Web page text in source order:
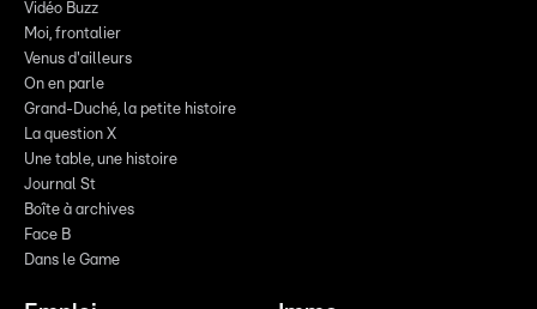
Vidéo Buzz
Moi, frontalier
Venus d'ailleurs
On en parle
Grand-Duché, la petite histoire
La question X
Une table, une histoire
Journal St
Boîte à archives
Face B
Dans le Game